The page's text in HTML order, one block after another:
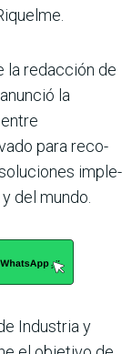
la redacción de
la
para reco­
imple­
del mundo.
Industria y